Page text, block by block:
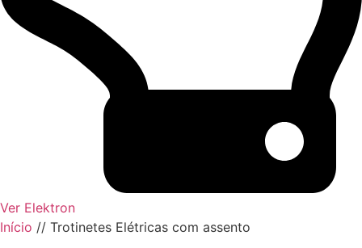
Ver Elektron
Início // Trotinetes Elétricas com assento